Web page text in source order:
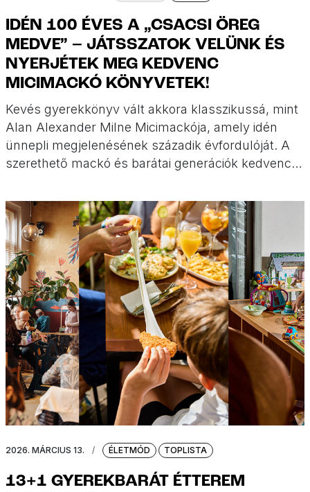
IDÉN 100 ÉVES A „CSACSI ÖREG
MEDVE” – JÁTSSZATOK VELÜNK ÉS
NYERJÉTEK MEG KEDVENC
MICIMACKÓ KÖNYVETEK!
Kevés gyerekkönyv vált akkora klasszikussá, mint
Alan Alexander Milne Micimackója, amely idén
ünnepli megjelenésének századik évfordulóját. A
szerethető mackó és barátai generációk kedvencei
pusztán a szerző fantáziájából született: Micimackó
valódi plüssmackó, Róbert Gida pedig Milne saját
fia nyomán kelt életre. Ha most velünk játszotok,
megnyerhetitek kedvenc könyvetek! (x)
2026. MÁRCIUS 13. / ÉLETMÓD TOPLISTA
13+1 GYEREKBARÁT ÉTTEREM